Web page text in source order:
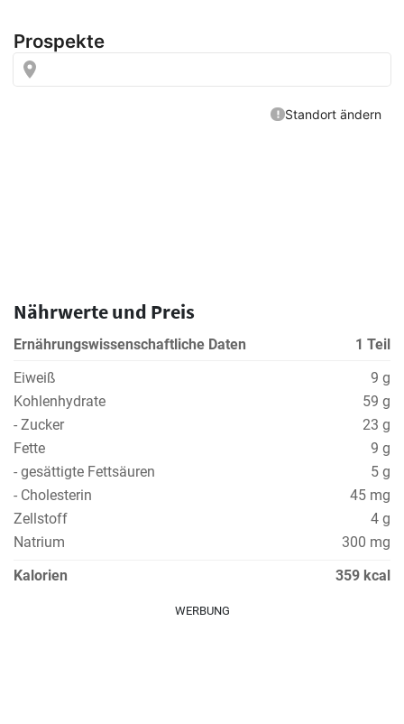
Nährwerte und Preis
Ernährungswissenschaftliche Daten
1 Teil
Eiweiß
9 g
Kohlenhydrate
59 g
- Zucker
23 g
Fette
9 g
- gesättigte Fettsäuren
5 g
- Cholesterin
45 mg
Zellstoff
4 g
Natrium
300 mg
Kalorien
359 kcal
WERBUNG